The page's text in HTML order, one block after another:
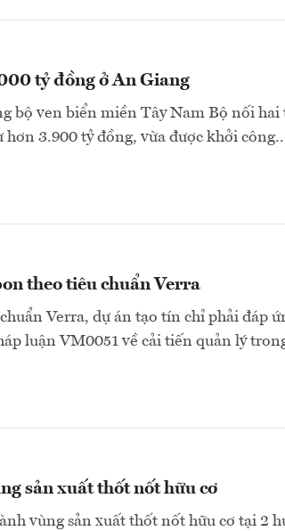
tỷ đồng ở An Giang
bộ ven biển miền Tây Nam Bộ nối
3.900 tỷ đồng, vừa được khởi công..
theo tiêu chuẩn Verra
Verra, dự án tạo tín chỉ phải đáp
luận VM0051 về cải tiến quản lý
sản xuất thốt nốt hữu cơ
vùng sản xuất thốt nốt hữu cơ tại 2